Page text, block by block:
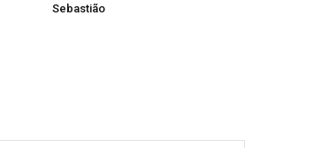
Sebastião